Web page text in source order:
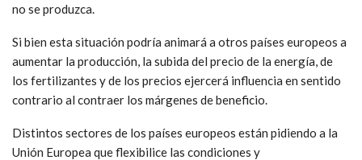
no se produzca.
Si bien esta situación podría animará a otros países europeos a
aumentar la producción, la subida del precio de la energía, de
los fertilizantes y de los precios ejercerá influencia en sentido
contrario al contraer los márgenes de beneficio.
Distintos sectores de los países europeos están pidiendo a la
Unión Europea que flexibilice las condiciones y